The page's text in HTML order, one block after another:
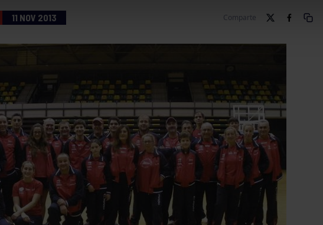
11 NOV 2013 Comparte